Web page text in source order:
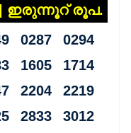
| ഇരുന്നൂറ് രൂപ.
0287 0294
1605 1714
2204 2219
2833 3012